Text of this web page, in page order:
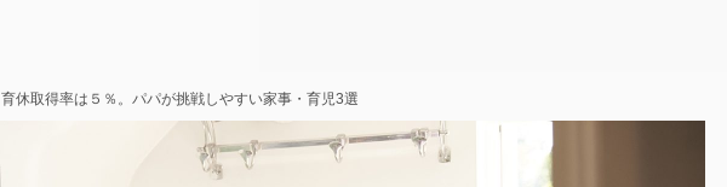
育休取得率は５％。パパが挑戦しやすい家事・育児3選